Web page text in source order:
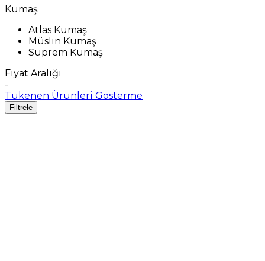
Kumaş
Atlas Kumaş
Müslin Kumaş
Süprem Kumaş
Fiyat Aralığı
-
Tükenen Ürünleri Gösterme
Filtrele